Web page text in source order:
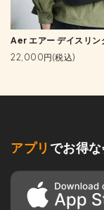
Aer エアー デイスリ
22,000円(税込)
アプリ でお得